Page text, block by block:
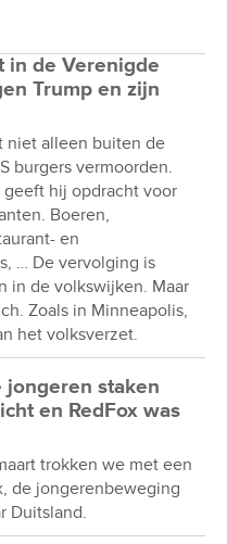
in de Verenigde
Trump en zijn
niet alleen buiten de
burgers vermoorden.
hij opdracht voor
Boeren,
en
… De vervolging is
in de volkswijken. Maar
Zoals in Minneapolis,
het volksverzet.
staken
en RedFox was
trokken we met een
de jongerenbeweging
Duitsland.